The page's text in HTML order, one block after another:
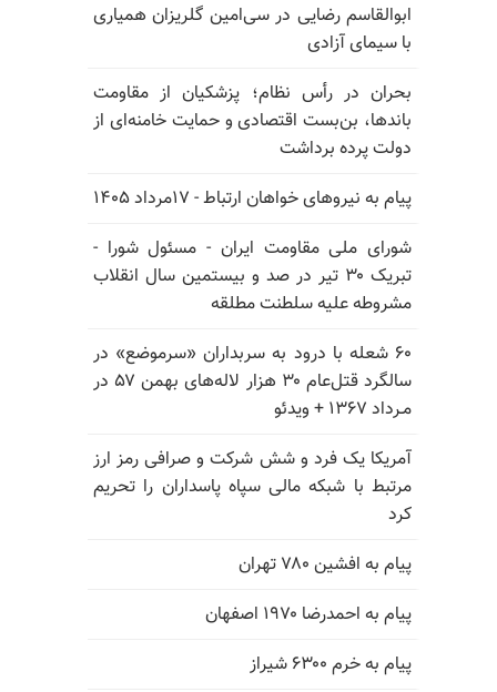
ابوالقاسم رضایی در سی‌امین گلریزان همیاری
با سیمای آزادی
بحران در رأس نظام؛ پزشکیان از مقاومت
باندها، بن‌بست اقتصادی و حمایت خامنه‌ای از
دولت پرده برداشت
پیام به نیروهای خواهان ارتباط - ۱۷مرداد ۱۴۰۵
شورای ملی مقاومت ایران - مسئول شورا -
تبریک ۳۰ تیر در صد و بیستمین سال انقلاب
مشروطه علیه سلطنت مطلقه
۶۰ شعله با درود به سربداران «سرموضع» در
سالگرد قتل‌عام ۳۰ هزار لاله‌های بهمن ۵۷ در
مـرداد ۱۳۶۷ + ویدئو
آمریکا یک فرد و شش شرکت و صرافی رمز ارز
مرتبط با شبکه مالی سپاه پاسداران را تحریم
کرد
پیام به افشین ۷۸۰ تهران
پیام به احمدرضا ۱۹۷۰ اصفهان
پیام به خرم ۶۳۰۰ شیراز